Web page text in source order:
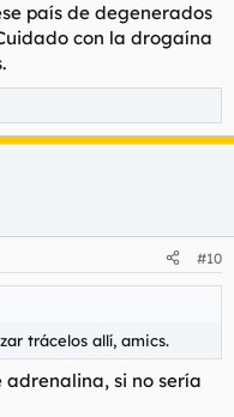
país de degenerados
con la drogaína
#10
trácelos allí, amics.
adrenalina, si no sería